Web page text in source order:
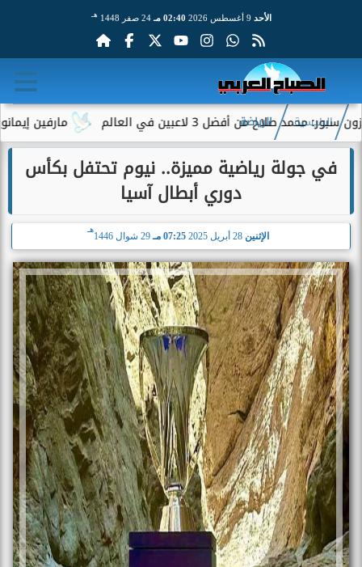
الأحد 02:40 مـ 24 صفر 1448 هـ
مارفين إيمانويل.. من أفضل 3 لاعبين في العالم
الرئيسية الرياضة
في جولة رياضية مميزة.. نيوم تحتفل بكأس
دوري أبطال آسيا
الإثنين 28 أبريل 2025 07:25 مـ 29 شوال 1446
هـ